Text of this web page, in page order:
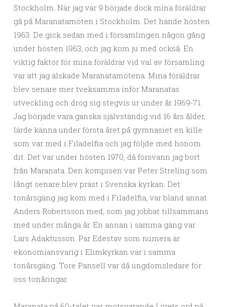
Stockholm. När jag var 9 började dock mina föräldrar
gå på Maranatamöten i Stockholm. Det hände hösten
1963. De gick sedan med i församlingen någon gång
under hösten 1963, och jag kom ju med också. En
viktig faktor för mina föräldrar vid val av församling
var att jag älskade Maranatamötena. Mina föräldrar
blev senare mer tveksamma inför Maranatas
utveckling och drog sig stegvis ur under år 1969-71.
Jag började vara ganska självständig vid 16 års ålder,
lärde känna under första året på gymnasiet en kille
som var med i Filadelfia och jag följde med honom
dit. Det var under hösten 1970, då försvann jag bort
från Maranata. Den kompisen var Peter Streling som
långt senare blev präst i Svenska kyrkan. Det
tonårsgäng jag kom med i Filadelfia, var bland annat
Anders Robertsson med, som jag jobbat tillsammans
med under många år. En annan i samma gäng var
Lars Adaktusson. Pär Edestav som numera är
ekonomiansvarig i Elimkyrkan var i samma
tonårsgäng. Tore Pansell var då ungdomsledare för
oss tonåringar.